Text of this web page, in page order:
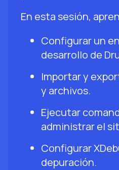
En esta sesión,
Configurar un
desarrollo de
Importar y
y archivos.
Ejecutar
administrar el
Configurar
depuración.